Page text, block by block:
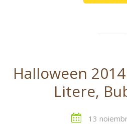
Halloween
Litere,
13